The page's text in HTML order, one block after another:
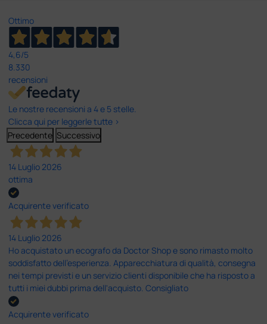
Ottimo
4,6/5
8.330
recensioni
Le nostre recensioni a 4 e 5 stelle.
Clicca qui per leggerle tutte >
Precedente Successivo
14 Luglio 2026
ottima
Acquirente verificato
14 Luglio 2026
Ho acquistato un ecografo da Doctor Shop e sono rimasto molto
soddisfatto dell'esperienza. Apparecchiatura di qualità, consegna
nei tempi previsti e un servizio clienti disponibile che ha risposto a
tutti i miei dubbi prima dell'acquisto. Consigliato
Acquirente verificato